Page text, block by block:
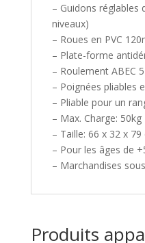
– Guidons réglables
niveaux)
– Roues en PVC
– Plate-forme
– Roulement ABEC 5
– Poignées pliables
– Pliable pour un
– Max. Charge: 50kg
– Taille: 66 x 32 x 79
– Pour les âges de
– Marchandises
Produits